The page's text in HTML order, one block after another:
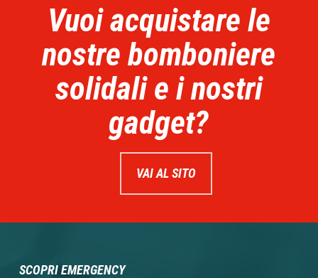
Vuoi acquistare le
nostre bomboniere
solidali e i nostri
gadget?
VAI AL SITO
SCOPRI EMERGENCY